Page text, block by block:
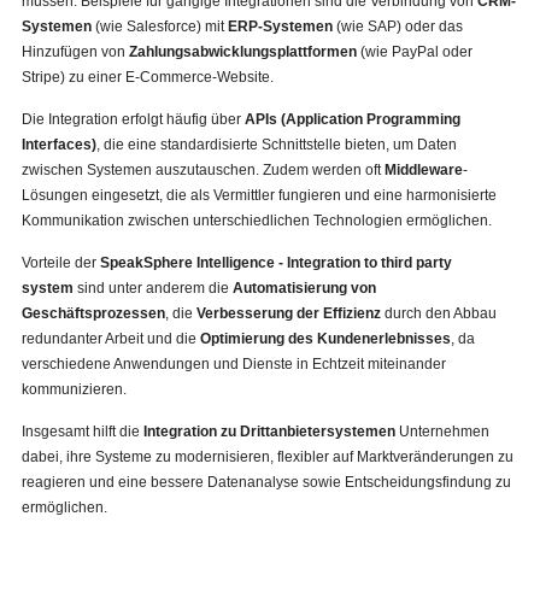
Systemen(wie Salesforce) mitERP-Systemen(wie SAP) oder das
Hinzufügen von Zahlungsabwicklungsplattformen(wie PayPal oder
Stripe) zu einer E-Commerce-Website.
Die Integration erfolgt häufig über APIs (Application Programming
Interfaces), die eine standardisierte Schnittstelle bieten, um Daten
zwischen Systemen auszutauschen. Zudem werden oftMiddleware-
Lösungen eingesetzt, die als Vermittler fungieren und eine harmonisierte
Kommunikation zwischen unterschiedlichen Technologien ermöglichen.
Vorteile der SpeakSphere Intelligence - Integration to third party
system sind unter anderem die Automatisierung von
Geschäftsprozessen, die Verbesserung der Effizienzdurch den Abbau
redundanter Arbeit und die Optimierung des Kundenerlebnisses , da
verschiedene Anwendungen und Dienste in Echtzeit miteinander
kommunizieren.
Insgesamt hilft die Integration zu DrittanbietersystemenUnternehmen
dabei, ihre Systeme zu modernisieren, flexibler auf Marktveränderungen zu
reagieren und eine bessere Datenanalyse sowie Entscheidungsfindung zu
ermöglichen.